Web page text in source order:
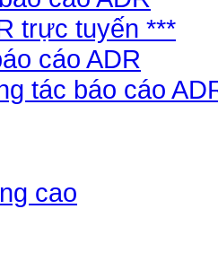
trực tuyến ***
cáo ADR
tác báo cáo
cao